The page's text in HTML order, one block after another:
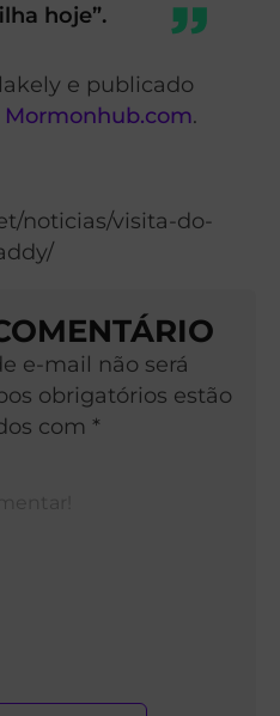
hoje”.
e publicado
Mormonhub.com.
noticias/visita-do-
e-mail não será
obrigatórios estão
com *